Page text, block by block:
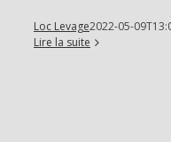
Loc Levage2022-05-
Lire la suite